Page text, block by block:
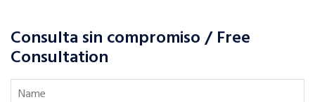
Consulta sin compromiso / Free
Consultation